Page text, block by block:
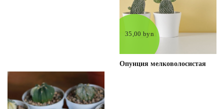
35,00 byn
Опунция мелковолосистая